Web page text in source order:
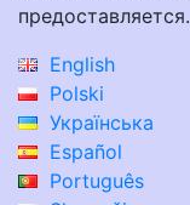
предоставляется.
English
Polski
Українська
Español
Português